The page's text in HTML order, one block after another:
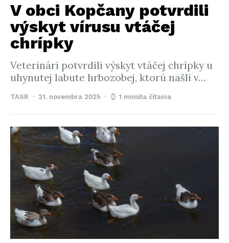
V obci Kopčany potvrdili
výskyt vírusu vtáčej
chrípky
Veterinári potvrdili výskyt vtáčej chrípky u
uhynutej labute hrbozobej, ktorú našli v…
TASR 21. novembra 2025 1 minúta čítania